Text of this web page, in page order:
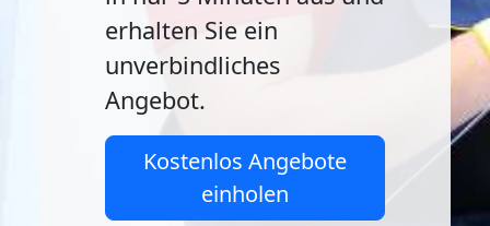
erhalten Sie ein
unverbindliches
Angebot.
Kostenlos Angebote
einholen